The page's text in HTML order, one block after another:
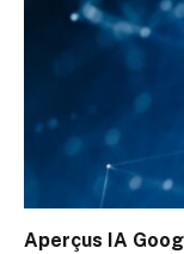
Aperçus IA